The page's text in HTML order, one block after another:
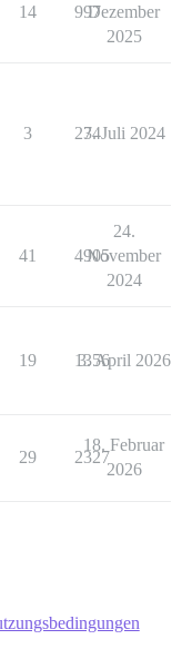
14 997Dezember
2025
3 234
7. Juli 2024
41 4905
24.
November
2024
19 1356
3. April 2026
29 2327
18. Februar
2026